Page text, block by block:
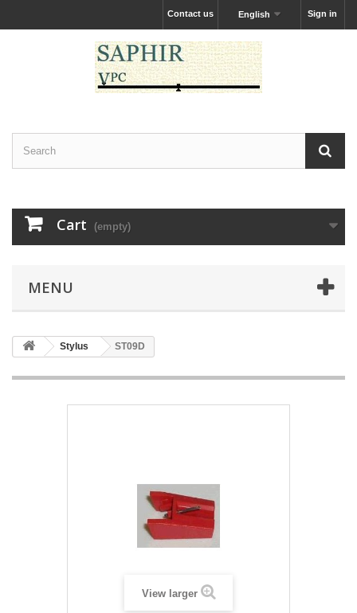
Sign in
English
Contact us
Cart (empty)
MENU
Stylus ST09D
View larger